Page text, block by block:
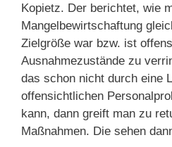
Kopietz. Der berichtet, wie
Mangelbewirtschaftung
Zielgröße war bzw. ist
Ausnahmezustände zu
das schon nicht durch eine
offensichtlichen
kann, dann greift man zu
Maßnahmen. Die sehen